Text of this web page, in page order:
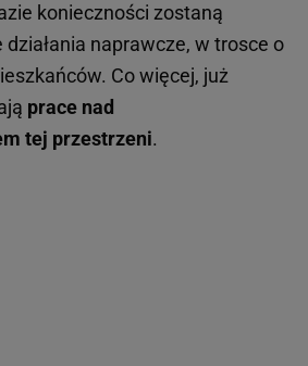
konieczności zostaną
naprawcze, w trosce o
Co więcej, już
prace nad
tej przestrzeni.